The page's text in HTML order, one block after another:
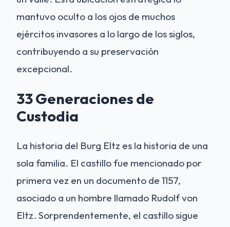
mantuvo oculto a los ojos de muchos
ejércitos invasores a lo largo de los siglos,
contribuyendo a su preservación
excepcional.
33 Generaciones de
Custodia
La historia del Burg Eltz es la historia de una
sola familia. El castillo fue mencionado por
primera vez en un documento de 1157,
asociado a un hombre llamado Rudolf von
Eltz. Sorprendentemente, el castillo sigue